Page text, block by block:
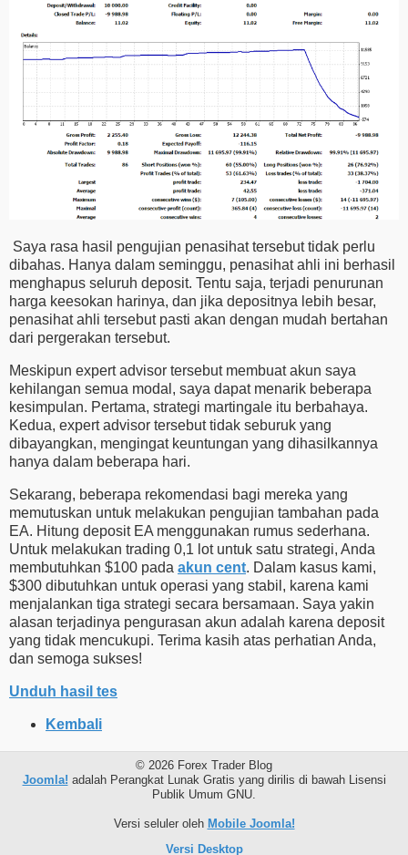
Saya rasa hasil pengujian penasihat tersebut tidak perlu
dibahas. Hanya dalam seminggu, penasihat ahli ini berhasil
menghapus seluruh deposit. Tentu saja, terjadi penurunan
harga keesokan harinya, dan jika depositnya lebih besar,
penasihat ahli tersebut pasti akan dengan mudah bertahan
dari pergerakan tersebut.
Meskipun expert advisor tersebut membuat akun saya
kehilangan semua modal, saya dapat menarik beberapa
kesimpulan. Pertama, strategi martingale itu berbahaya.
Kedua, expert advisor tersebut tidak seburuk yang
dibayangkan, mengingat keuntungan yang dihasilkannya
hanya dalam beberapa hari.
Sekarang, beberapa rekomendasi bagi mereka yang
memutuskan untuk melakukan pengujian tambahan pada
EA. Hitung deposit EA menggunakan rumus sederhana.
Untuk melakukan trading 0,1 lot untuk satu strategi, Anda
membutuhkan $100 pada akun cent. Dalam kasus kami,
$300 dibutuhkan untuk operasi yang stabil, karena kami
menjalankan tiga strategi secara bersamaan. Saya yakin
alasan terjadinya pengurasan akun adalah karena deposit
yang tidak mencukupi. Terima kasih atas perhatian Anda,
dan semoga sukses!
Unduh hasil tes
Kembali
© 2026 Forex Trader Blog
Joomla! adalah Perangkat Lunak Gratis yang dirilis di bawah Lisensi
Publik Umum GNU.
Versi seluler oleh Mobile Joomla!
Versi Desktop